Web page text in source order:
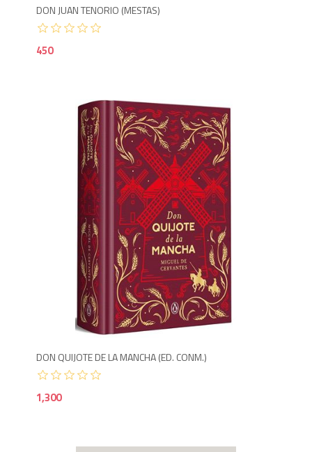
DON JUAN TENORIO (MESTAS)
450
DON QUIJOTE DE LA MANCHA (ED. CONM.)
1,300